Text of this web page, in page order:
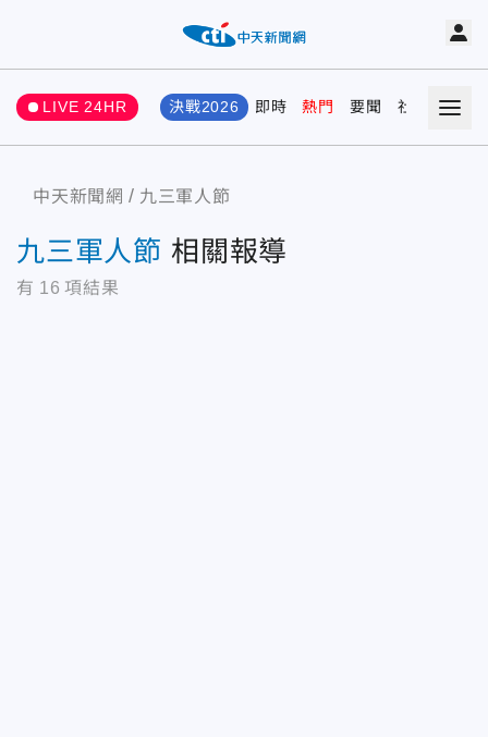
LIVE 24HR 決戰2026 即時 熱門 要聞 社會 娛樂
中天新聞網 九三軍人節
九三軍人節 相關報導
有 16 項結果